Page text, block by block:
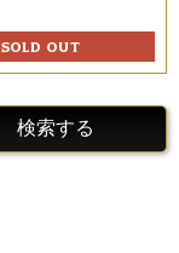
SOLD OUT
検索する